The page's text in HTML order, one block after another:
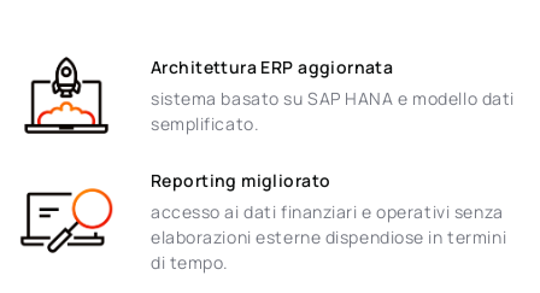
Architettura ERP aggiornata
sistema basato su SAP HANA e modello dati
semplificato.
Reporting migliorato
accesso ai dati finanziari e operativi senza
elaborazioni esterne dispendiose in termini
di tempo.